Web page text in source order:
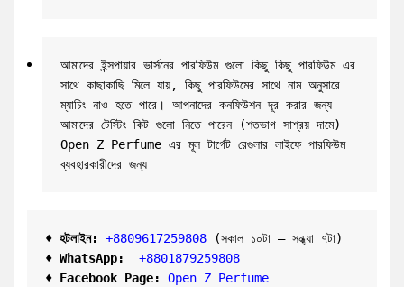
আমাদের ইন্সপায়ার ভার্সনের পারফিউম গুলো কিছু কিছু পারফিউম এর
সাথে কাছাকাছি মিলে যায়, কিছু পারফিউমের সাথে নাম অনুসারে
ম্যাচিং নাও হতে পারে। আপনাদের কনফিউশন দূর করার জন্য
আমাদের টেস্টিং কিট গুলো নিতে পারেন (শতভাগ সাশ্রয় দামে)
Open Z Perfume এর মূল টার্গেট রেগুলার লাইফে পারফিউম
ব্যবহারকারীদের জন্য
♦ হটলাইন: +8809617259808
(সকাল ১০টা – সন্ধ্যা ৭টা)
♦ WhatsApp:
+8801879259808
♦ Facebook Page:
Open Z Perfume